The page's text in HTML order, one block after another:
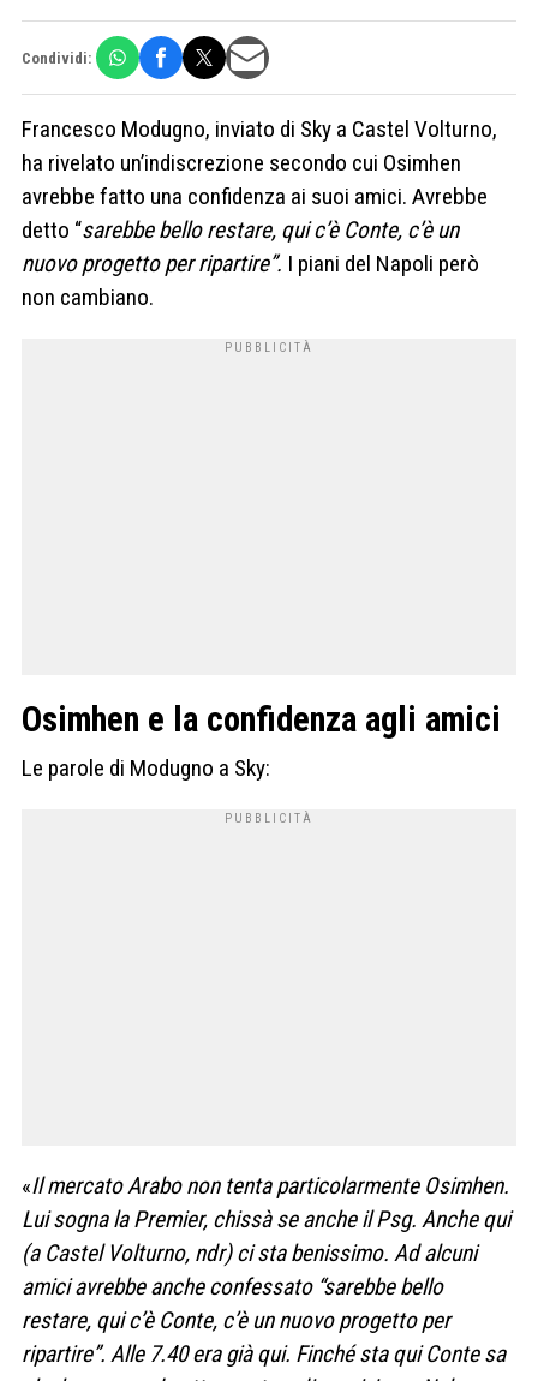
Condividi:
Francesco Modugno, inviato di Sky a Castel Volturno,
ha rivelato un’indiscrezione secondo cui Osimhen
avrebbe fatto una confidenza ai suoi amici. Avrebbe
detto “sarebbe bello restare, qui c’è Conte, c’è un
nuovo progetto per ripartire”. I piani del Napoli però
non cambiano.
Osimhen e la confidenza agli amici
Le parole di Modugno a Sky:
«Il mercato Arabo non tenta particolarmente Osimhen.
Lui sogna la Premier, chissà se anche il Psg. Anche qui
(a Castel Volturno, ndr) ci sta benissimo. Ad alcuni
amici avrebbe anche confessato “sarebbe bello
restare, qui c’è Conte, c’è un nuovo progetto per
ripartire”. Alle 7.40 era già qui. Finché sta qui Conte sa